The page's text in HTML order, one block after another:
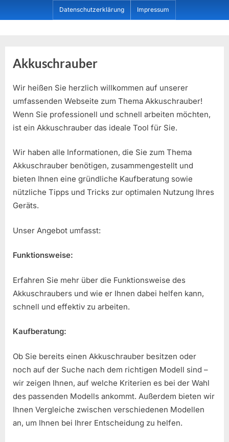
to
Datenschutzerklärung Impressum
Akkuschrauber
Wir heißen Sie herzlich willkommen auf unserer
umfassenden Webseite zum Thema Akkuschrauber!
Wenn Sie professionell und schnell arbeiten möchten,
ist ein Akkuschrauber das ideale Tool für Sie.
Wir haben alle Informationen, die Sie zum Thema
Akkuschrauber benötigen, zusammengestellt und
bieten Ihnen eine gründliche Kaufberatung sowie
nützliche Tipps und Tricks zur optimalen Nutzung Ihres
Geräts.
Unser Angebot umfasst:
Funktionsweise:
Erfahren Sie mehr über die Funktionsweise des
Akkuschraubers und wie er Ihnen dabei helfen kann,
schnell und effektiv zu arbeiten.
Kaufberatung:
Ob Sie bereits einen Akkuschrauber besitzen oder
noch auf der Suche nach dem richtigen Modell sind –
wir zeigen Ihnen, auf welche Kriterien es bei der Wahl
des passenden Modells ankommt. Außerdem bieten wir
Ihnen Vergleiche zwischen verschiedenen Modellen
an, um Ihnen bei Ihrer Entscheidung zu helfen.